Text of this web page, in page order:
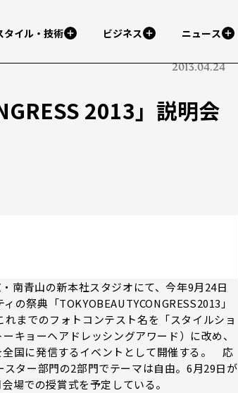
タイル・技術 ビジネス ニュース
2013.04.24
2013」説明会
南青山の新本社スタジオにて、今年9月24日
祭典「TOKYOBEAUTYCONGRESS2013」
までのフォトコンテスト名を「スタイルショ
キョーヘアドレッシングアワード）に改め、
全国に発信するイベントとして開催する。 応
ター部門の2部門でテーマは自由。6月29日が
場での授賞式を予定している。